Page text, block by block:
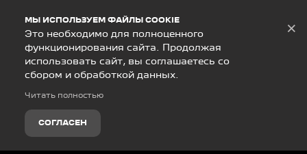
МЫ ИСПОЛЬЗУЕМ ФАЙЛЫ COOKIE
Это необходимо для полноценного
функционирования сайта. Продолжая
использовать сайт, вы соглашаетесь со
сбором и обработкой данных.
Читать полностью
СОГЛАСЕН
×